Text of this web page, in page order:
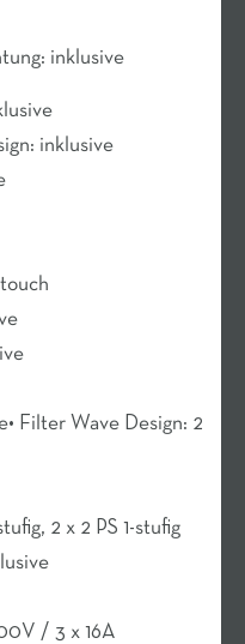
inklusive
inklusive
Filter Wave Design: 2
2 x 2 PS 1-stufig
/ 3 x 16A